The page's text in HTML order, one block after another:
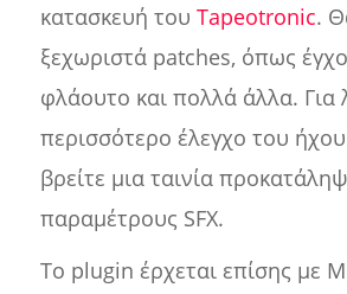
κατασκευή του Tapeotronic.
ξεχωριστά patches, όπως
φλάουτο και πολλά άλλα. Για
περισσότερο έλεγχο του
βρείτε μια ταινία
παραμέτρους SFX.
Το plugin έρχεται επίσης με